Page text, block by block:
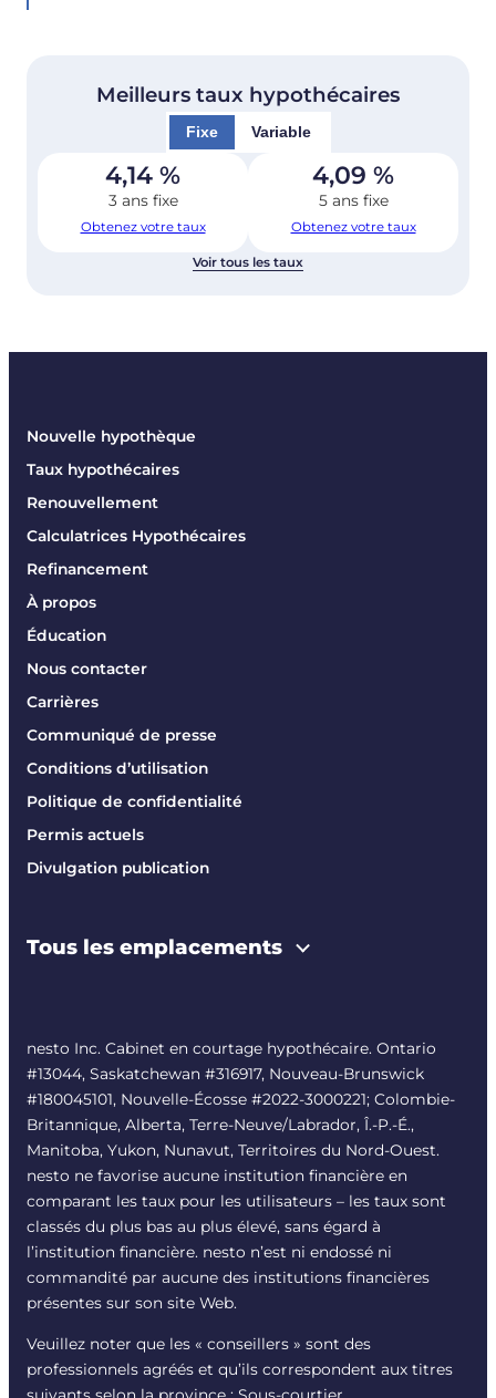
Meilleurs taux hypothécaires
Fixe Variable
4,14 %
3 ans fixe
Obtenez votre taux
4,09 %
5 ans fixe
Obtenez votre taux
Voir tous les taux
Nouvelle hypothèque
Taux hypothécaires
Renouvellement
Calculatrices Hypothécaires
Refinancement
À propos
Éducation
Nous contacter
Carrières
Communiqué de presse
Conditions d’utilisation
Politique de confidentialité
Permis actuels
Divulgation publication
Tous les emplacements
nesto Inc. Cabinet en courtage hypothécaire. Ontario
#13044, Saskatchewan #316917, Nouveau-Brunswick
#180045101, Nouvelle-Écosse #2022-3000221; Colombie-
Britannique, Alberta, Terre-Neuve/Labrador, Î.-P.-É.,
Manitoba, Yukon, Nunavut, Territoires du Nord-Ouest.
nesto ne favorise aucune institution financière en
comparant les taux pour les utilisateurs – les taux sont
classés du plus bas au plus élevé, sans égard à
l’institution financière. nesto n’est ni endossé ni
commandité par aucune des institutions financières
présentes sur son site Web.
Veuillez noter que les « conseillers » sont des
professionnels agréés et qu’ils correspondent aux titres
suivants selon la province : Sous-courtier